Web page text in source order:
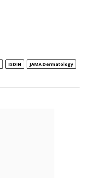
ISDIN
JAMA Dermatology